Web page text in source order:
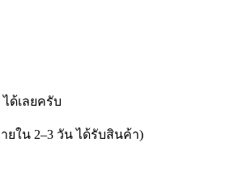
ด้เลยครับ
ใน 2–3 วัน ได้รับสินค้า)